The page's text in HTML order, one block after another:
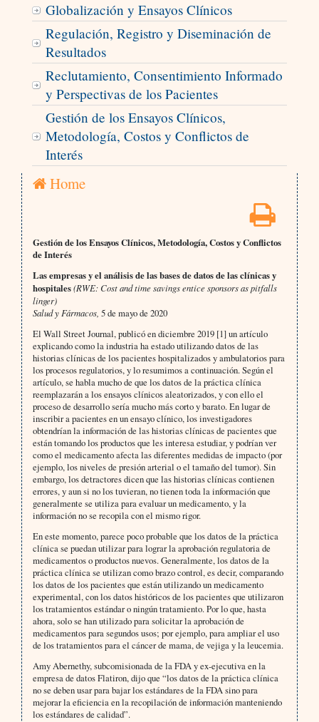
Globalización y Ensayos Clínicos
Regulación, Registro y Diseminación de
Resultados
Reclutamiento, Consentimiento Informado
y Perspectivas de los Pacientes
Gestión de los Ensayos Clínicos,
Metodología, Costos y Conflictos de
Interés
Home
Gestión de los Ensayos Clínicos, Metodología, Costos y Conflictos
de Interés
Las empresas y el análisis de las bases de datos de las clínicas y
hospitales(RWE: Cost and time savings entice sponsors as pitfalls
linger)
Salud y Fármacos, 5 de mayo de 2020
El Wall Street Journal, publicó en diciembre 2019 [1] un artículo
explicando como la industria ha estado utilizando datos de las
historias clínicas de los pacientes hospitalizados y ambulatorios para
los procesos regulatorios, y lo resumimos a continuación. Según el
artículo, se habla mucho de que los datos de la práctica clínica
reemplazarán a los ensayos clínicos aleatorizados, y con ello el
proceso de desarrollo sería mucho más corto y barato. En lugar de
inscribir a pacientes en un ensayo clínico, los investigadores
obtendrían la información de las historias clínicas de pacientes que
están tomando los productos que les interesa estudiar, y podrían ver
como el medicamento afecta las diferentes medidas de impacto (por
ejemplo, los niveles de presión arterial o el tamaño del tumor). Sin
embargo, los detractores dicen que las historias clínicas contienen
errores, y aun si no los tuvieran, no tienen toda la información que
generalmente se utiliza para evaluar un medicamento, y la
información no se recopila con el mismo rigor.
En este momento, parece poco probable que los datos de la práctica
clínica se puedan utilizar para lograr la aprobación regulatoria de
medicamentos o productos nuevos. Generalmente, los datos de la
práctica clínica se utilizan como brazo control, es decir, comparando
los datos de los pacientes que están utilizando un medicamento
experimental, con los datos históricos de los pacientes que utilizaron
los tratamientos estándar o ningún tratamiento. Por lo que, hasta
ahora, solo se han utilizado para solicitar la aprobación de
medicamentos para segundos usos; por ejemplo, para ampliar el uso
de los tratamientos para el cáncer de mama, de vejiga y la leucemia.
Amy Abernethy, subcomisionada de la FDA y ex-ejecutiva en la
empresa de datos Flatiron, dijo que “los datos de la práctica clínica
no se deben usar para bajar los estándares de la FDA sino para
mejorar la eficiencia en la recopilación de información manteniendo
los estándares de calidad”.